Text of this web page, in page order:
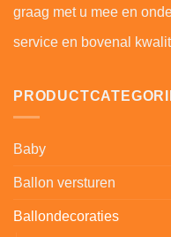
graag met u mee en
service en bovenal
Baby
Ballon versturen
Ballondecoraties